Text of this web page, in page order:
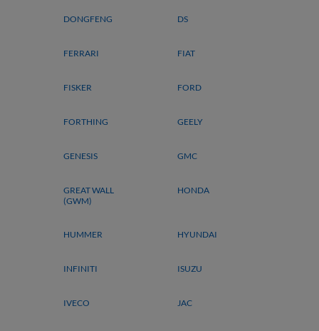
DONGFENG DS
FERRARI FIAT
FISKER FORD
FORTHING GEELY
GENESIS GMC
GREAT WALL
(GWM)
HONDA
HUMMER HYUNDAI
INFINITI ISUZU
IVECO JAC